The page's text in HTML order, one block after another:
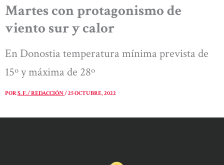
Martes con protagonismo de
viento sur y calor
En Donostia temperatura mínima prevista de
15º y máxima de 28º
PORS. F. / REDACCIÓN/25 OCTUBRE, 2022